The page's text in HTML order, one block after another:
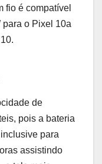
fio é compatível
para o Pixel 10a
de
pois a bateria
para
assistindo